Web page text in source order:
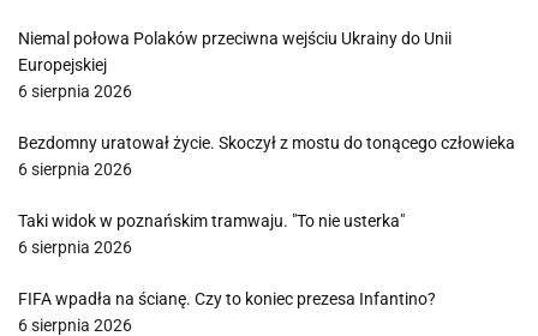
Niemal połowa Polaków przeciwna wejściu Ukrainy do Unii
Europejskiej
6 sierpnia 2026
Bezdomny uratował życie. Skoczył z mostu do tonącego człowieka
6 sierpnia 2026
Taki widok w poznańskim tramwaju. "To nie usterka"
6 sierpnia 2026
FIFA wpadła na ścianę. Czy to koniec prezesa Infantino?
6 sierpnia 2026